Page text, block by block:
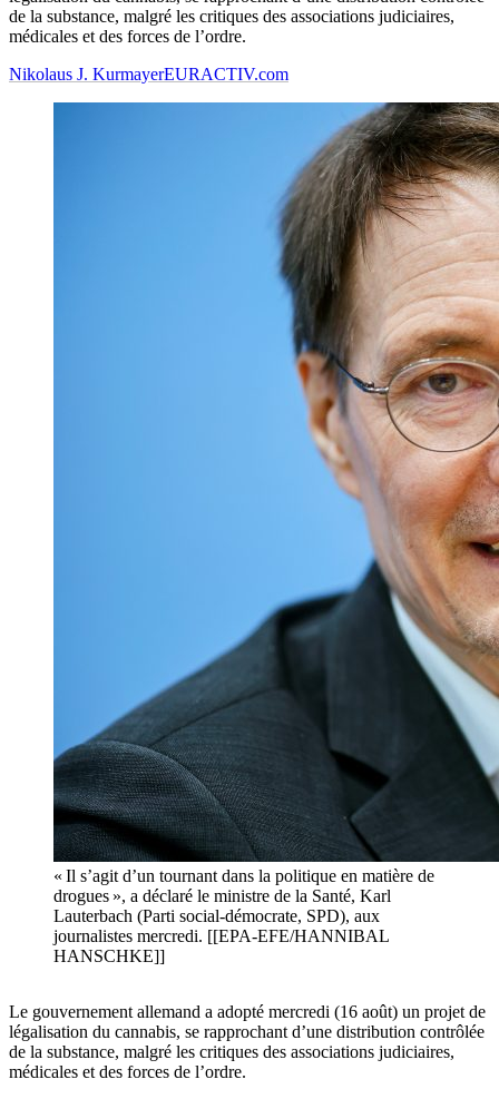
de la substance, malgré les critiques des associations judiciaires,
médicales et des forces de l’ordre.
Nikolaus J. KurmayerEURACTIV.com
« Il s’agit d’un tournant dans la politique en matière de
drogues », a déclaré le ministre de la Santé, Karl
Lauterbach (Parti social-démocrate, SPD), aux
journalistes mercredi. [[EPA-EFE/HANNIBAL
HANSCHKE]]
Le gouvernement allemand a adopté mercredi (16 août) un projet de
légalisation du cannabis, se rapprochant d’une distribution contrôlée
de la substance, malgré les critiques des associations judiciaires,
médicales et des forces de l’ordre.